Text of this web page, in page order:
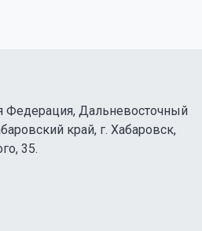
Федерация, Дальневосточный
край, г. Хабаровск,
35.